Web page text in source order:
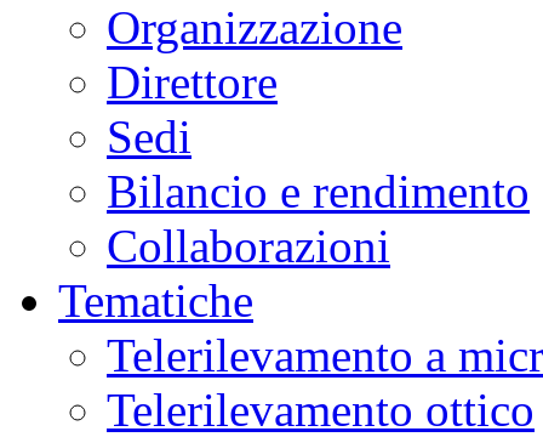
Organizzazione
Direttore
Sedi
Bilancio e rendimento
Collaborazioni
Tematiche
Telerilevamento a
Telerilevamento ottico